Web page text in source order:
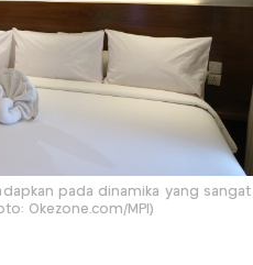
pada dinamika yang sangat
Okezone.com/MPI)